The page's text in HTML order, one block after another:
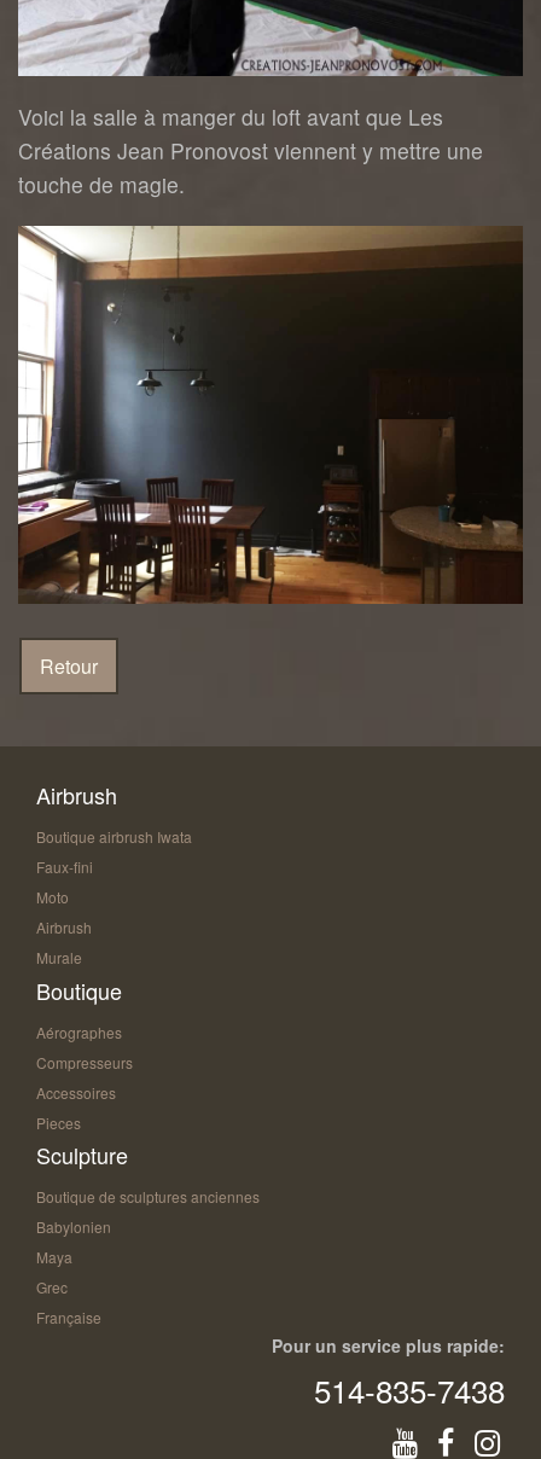
Voici la salle à manger du loft avant que Les
Créations Jean Pronovost viennent y mettre une
touche de magie.
Airbrush
Boutique airbrush Iwata
Faux-fini
Moto
Airbrush
Murale
Boutique
Aérographes
Compresseurs
Accessoires
Pieces
Sculpture
Boutique de sculptures anciennes
Babylonien
Maya
Grec
Française
Pour un service plus rapide:
514-835-7438